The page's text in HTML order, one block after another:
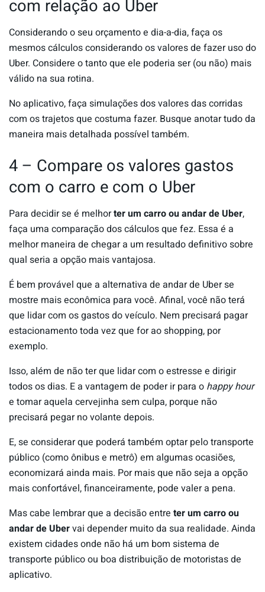
com relação ao Uber
Considerando o seu orçamento e dia-a-dia, faça os
mesmos cálculos considerando os valores de fazer uso do
Uber. Considere o tanto que ele poderia ser (ou não) mais
válido na sua rotina.
No aplicativo, faça simulações dos valores das corridas
com os trajetos que costuma fazer. Busque anotar tudo da
maneira mais detalhada possível também.
4 – Compare os valores gastos
com o carro e com o Uber
Para decidir se é melhorter um carro ou andar de Uber,
faça uma comparação dos cálculos que fez. Essa é a
melhor maneira de chegar a um resultado definitivo sobre
qual seria a opção mais vantajosa.
É bem provável que a alternativa de andar de Uber se
mostre mais econômica para você. Afinal, você não terá
que lidar com os gastos do veículo. Nem precisará pagar
estacionamento toda vez que for ao shopping, por
exemplo.
Isso, além de não ter que lidar com o estresse e dirigir
todos os dias. E a vantagem de poder ir para o happy hour
e tomar aquela cervejinha sem culpa, porque não
precisará pegar no volante depois.
E, se considerar que poderá também optar pelo transporte
público (como ônibus e metrô) em algumas ocasiões,
economizará ainda mais. Por mais que não seja a opção
mais confortável, financeiramente, pode valer a pena.
Mas cabe lembrar que a decisão entre ter um carro ou
andar de Ubervai depender muito da sua realidade. Ainda
existem cidades onde não há um bom sistema de
transporte público ou boa distribuição de motoristas de
aplicativo.